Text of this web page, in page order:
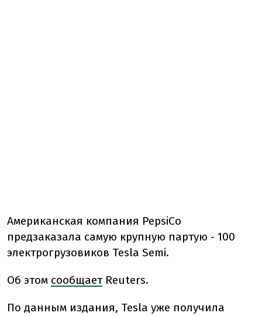
Американская компания PepsiCo
предзаказала самую крупную партую - 100
электрогрузовиков Tesla Semi.
Об этом сообщаетReuters.
По данным издания, Tesla уже получила